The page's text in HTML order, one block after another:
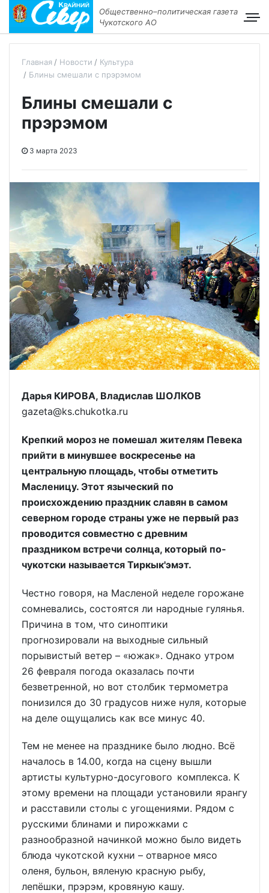
Общественно–политическая газета
Чукотского АО
Главная Новости
Культура
Блины смешали с прэрэмом
Блины смешали с
прэрэмом
3 марта 2023
Дарья КИРОВА, Владислав ШОЛКОВ
gazeta@ks.chukotka.ru
Крепкий мороз не помешал жителям Певека
прийти в минувшее воскресенье на
центральную площадь, чтобы отметить
Масленицу. Этот языческий по
происхождению праздник славян в самом
северном городе страны уже не первый раз
проводится совместно с древним
праздником встречи солнца, который по-
чукотски называется Тиркык'эмэт.
Честно говоря, на Масленой неделе горожане
сомневались, состоятся ли народные гулянья.
Причина в том, что синоптики
прогнозировали на выходные сильный
порывистый ветер – «южак». Однако утром
26 февраля погода оказалась почти
безветренной, но вот столбик термометра
понизился до 30 градусов ниже нуля, которые
на деле ощущались как все минус 40.
Тем не менее на празднике было людно. Всё
началось в 14.00, когда на сцену вышли
артисты культурно-досугового комплекса. К
этому времени на площади установили ярангу
и расставили столы с угощениями. Рядом с
русскими блинами и пирожками с
разнообразной начинкой можно было видеть
блюда чукотской кухни – отварное мясо
оленя, бульон, вяленую красную рыбу,
лепёшки, прэрэм, кровяную кашу.